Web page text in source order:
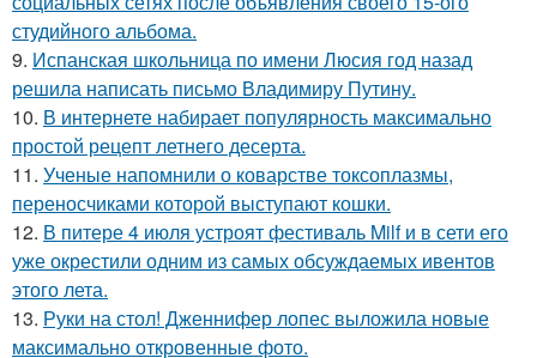
студийного альбома.
9. Испанская школьница по имени Люсия год назад
решила написать письмо Владимиру Путину.
10. В интернете набирает популярность максимально
простой рецепт летнего десерта.
11. Ученые напомнили о коварстве токсоплазмы,
переносчиками которой выступают кошки.
12. В питере 4 июля устроят фестиваль Milf и в сети его
уже окрестили одним из самых обсуждаемых ивентов
этого лета.
13. Руки на стол! Дженнифер лопес выложила новые
максимально откровенные фото.